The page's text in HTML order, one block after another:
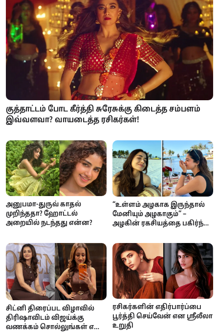
குத்தாட்டம் போட கீர்த்தி சுரேசுக்கு கிடைத்த சம்பளம்
இவ்வளவா? வாயடைத்த ரசிகர்கள்!
அனுபமா-துருவ் காதல்
முறிந்ததா? ஹோட்டல்
அறையில் நடந்தது என்ன?
“உள்ளம் அழகாக இருந்தால்
மேனியும் அழகாகும்” –
அழகின் ரகசியத்தை பகிர்ந்த
சிட்னி திரைப்பட விழாவில்
திரிஷாவிடம் விஜய்க்கு
வணக்கம் சொல்லுங்கள் என
ரசிகர்களின் எதிர்பார்ப்பை
பூர்த்தி செய்வேன் என ஸ்ரீலீலா
உறுதி